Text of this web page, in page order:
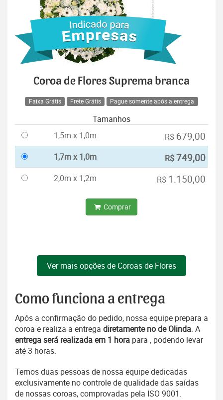
Coroa de Flores Suprema branca
Faixa Grátis Frete Grátis Pague somente após a entrega
Tamanhos
1,5m x 1,0m
R$ 679,00
1,7m x 1,0m R$749,00
2,0m x 1,2m R$ 1.150,00
Comprar
Ver mais opções de Coroas de Flores
Como funciona a entrega
Após a confirmação do pedido, nossa equipe prepara a
coroa e realiza a entrega diretamente no de Olinda. A
entrega será realizada em 1 hora para , podendo levar
até 3 horas.
Temos duas pessoas de nossa equipe dedicadas
exclusivamente no controle de qualidade das saídas
de nossas coroas, comprovadas pela ISO 9001.